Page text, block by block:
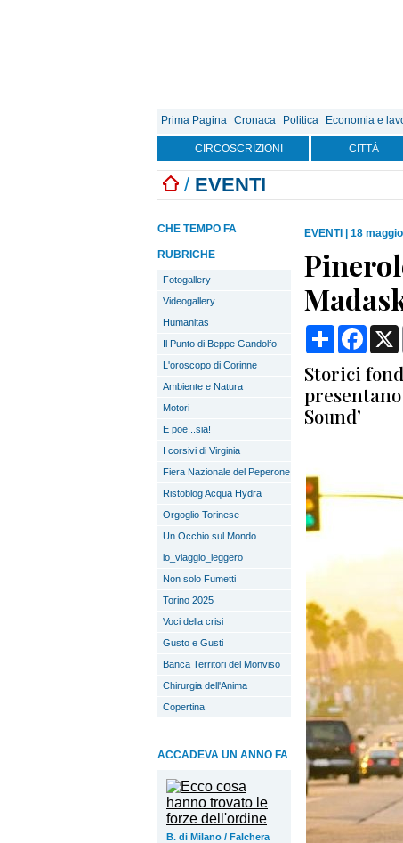
Prima Pagina Cronaca Politica Economia e
CIRCOSCRIZIONI CITTÀ
/ EVENTI
CHE TEMPO FA
RUBRICHE
Fotogallery
Videogallery
Humanitas
Il Punto di Beppe Gandolfo
L'oroscopo di Corinne
Ambiente e Natura
Motori
E poe...sia!
I corsivi di Virginia
Fiera Nazionale del Peperone
Ristoblog Acqua Hydra
Orgoglio Torinese
Un Occhio sul Mondo
io_viaggio_leggero
Non solo Fumetti
Torino 2025
Voci della crisi
Gusto e Gusti
Banca Territori del Monviso
Chirurgia dell'Anima
Copertina
ACCADEVA UN ANNO FA
B. di Milano / Falchera
EVENTI 18
Condividi
Storici
Sound’